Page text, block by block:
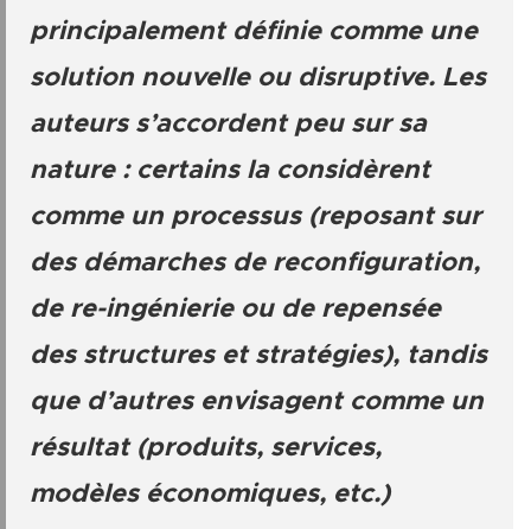
principalement définie comme une
solution nouvelle ou disruptive. Les
auteurs s’accordent peu sur sa
nature : certains la considèrent
comme un processus (reposant sur
des démarches de reconfiguration,
de re-ingénierie ou de repensée
des structures et stratégies), tandis
que d’autres envisagent comme un
résultat (produits, services,
modèles économiques, etc.)